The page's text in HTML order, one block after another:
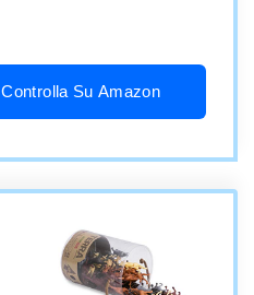
Controlla Su Amazon